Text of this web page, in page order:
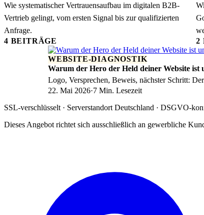
Wie systematischer Vertrauensaufbau im digitalen B2B-
Vertrieb gelingt, vom ersten Signal bis zur qualifizierten
Anfrage.
4 BEITRÄGE
2
WEBSITE-DIAGNOSTIK
Warum der Hero der Held deiner Website
Logo, Versprechen, Beweis, nächster Schritt:
22. Mai 2026·7 Min. Lesezeit
SSL-verschlüsselt · Serverstandort Deutschland · DSGVO-
Dieses Angebot richtet sich ausschließlich an gewerbliche